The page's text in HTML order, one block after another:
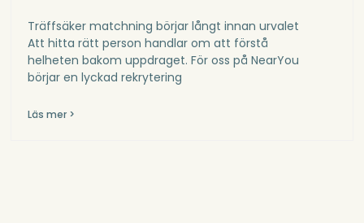
Träffsäker matchning börjar långt innan urvalet
Att hitta rätt person handlar om att förstå
helheten bakom uppdraget. För oss på NearYou
börjar en lyckad rekrytering
Läs mer >